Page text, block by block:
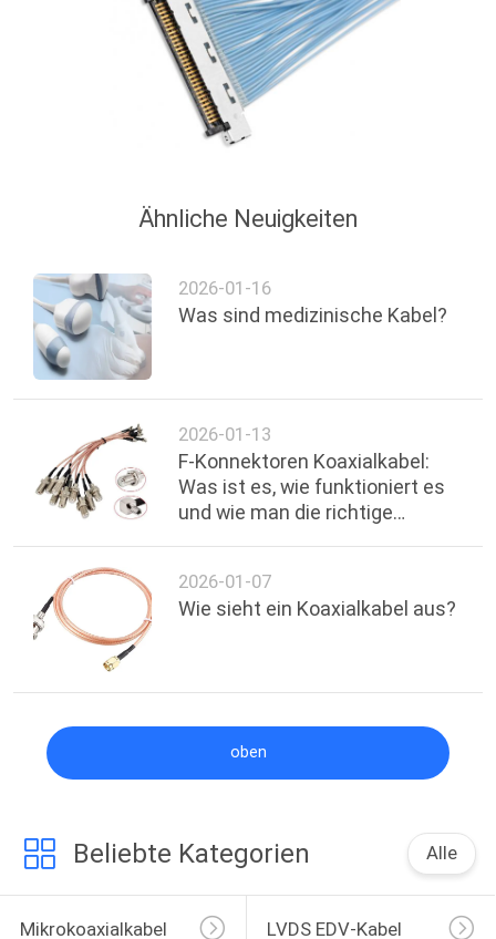
Ähnliche Neuigkeiten
2026-01-16
Was sind medizinische Kabel?
2026-01-13
F-Konnektoren Koaxialkabel:
Was ist es, wie funktioniert es
und wie man die richtige
2026-01-07
Wie sieht ein Koaxialkabel aus?
oben
Beliebte Kategorien Alle
Mikrokoaxialkabel LVDS EDV-Kabel